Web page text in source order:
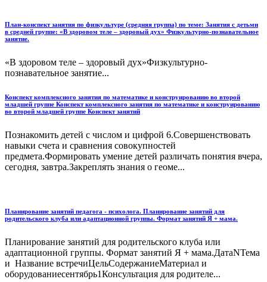
План-конспект занятия по физкультуре (средняя группа) по теме: Занятия с детьми
в средней группе: «В здоровом теле – здоровый дух» Физкультурно-познавательное
занятие.
«В здоровом теле – здоровый дух»Физкультурно-
познавательное занятие...
Конспект комплексного занятия по математике и конструированию во второй
младшей группе Конспект комплексного занятия по математике и конструированию
во второй младшей группе Конспект занятий
Познакомить детей с числом и цифрой 6.Совершенствовать
навыки счета и сравнения совокупностей
предмета.Формировать умение детей различать понятия вчера,
сегодня, завтра.Закреплять знания о геоме...
Планирование занятий педагога - психолога. Планирование занятий для
родительского клуба или адаптационной группы. Формат занятий Я + мама.
Планирование занятий для родительского клуба или
адаптационной группы. Формат занятий Я + мама.ДатаNТема
и Название встречиЦельСодержаниеМатериал и
оборудованиесентябрь1Консультация для родителе...